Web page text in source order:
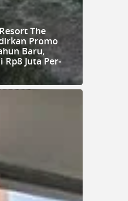
The
Promo
Baru,
Rp8 Juta Per-